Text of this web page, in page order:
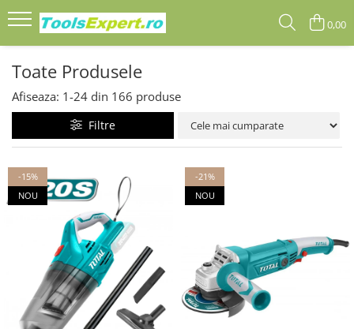
Produse
0,00
Toate Produsele
Afiseaza: 1-24 din 166 produse
Filtre
-15%
NOU
-21%
NOU